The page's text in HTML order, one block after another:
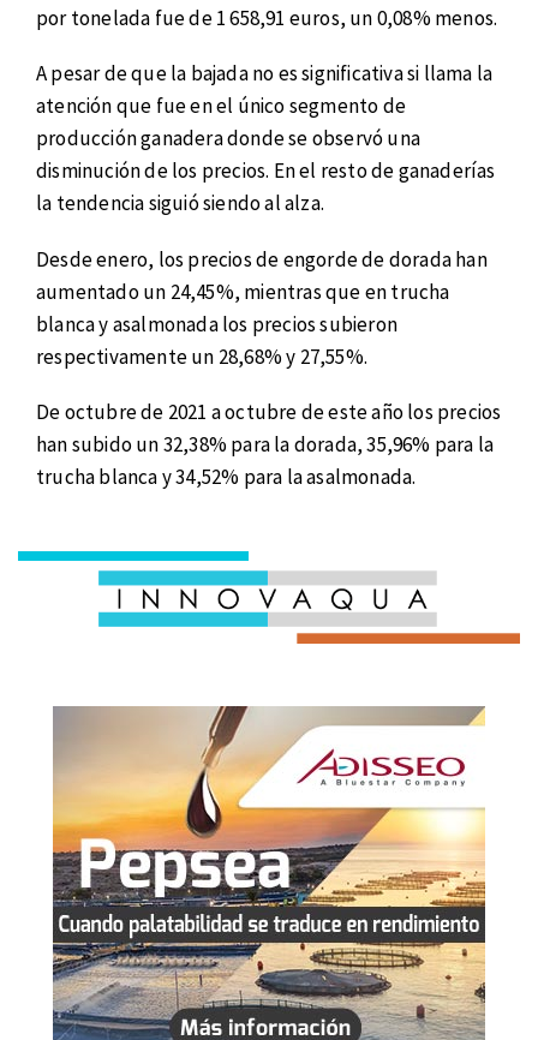
por tonelada fue de 1 658,91 euros, un 0,08% menos.
A pesar de que la bajada no es significativa si llama la
atención que fue en el único segmento de
producción ganadera donde se observó una
disminución de los precios. En el resto de ganaderías
la tendencia siguió siendo al alza.
Desde enero, los precios de engorde de dorada han
aumentado un 24,45%, mientras que en trucha
blanca y asalmonada los precios subieron
respectivamente un 28,68% y 27,55%.
De octubre de 2021 a octubre de este año los precios
han subido un 32,38% para la dorada, 35,96% para la
trucha blanca y 34,52% para la asalmonada.